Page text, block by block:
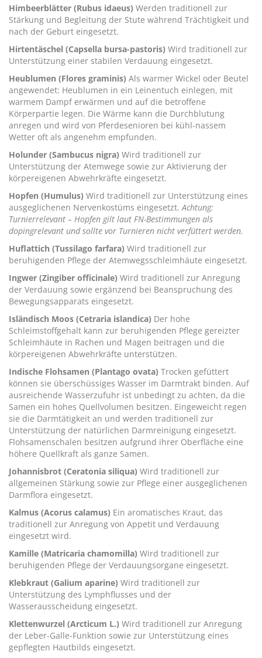
Himbeerblätter (Rubus idaeus) Werden traditionell zur
Stärkung und Begleitung der Stute während Trächtigkeit und
nach der Geburt eingesetzt.
Hirtentäschel (Capsella bursa-pastoris) Wird traditionell zur
Unterstützung einer stabilen Verdauung eingesetzt.
Heublumen (Flores graminis) Als warmer Wickel oder Beutel
angewendet: Heublumen in ein Leinentuch einlegen, mit
warmem Dampf erwärmen und auf die betroffene
Körperpartie legen. Die Wärme kann die Durchblutung
anregen und wird von Pferdesenioren bei kühl-nassem
Wetter oft als angenehm empfunden.
Holunder (Sambucus nigra) Wird traditionell zur
Unterstützung der Atemwege sowie zur Aktivierung der
körpereigenen Abwehrkräfte eingesetzt.
Hopfen (Humulus) Wird traditionell zur Unterstützung eines
ausgeglichenen Nervenkostüms eingesetzt.Achtung:
Turnierrelevant – Hopfen gilt laut FN-Bestimmungen als
dopingrelevant und sollte vor Turnieren nicht verfüttert werden.
Huflattich (Tussilago farfara) Wird traditionell zur
beruhigenden Pflege der Atemwegsschleimhäute eingesetzt.
Ingwer (Zingiber officinale) Wird traditionell zur Anregung
der Verdauung sowie ergänzend bei Beanspruchung des
Bewegungsapparats eingesetzt.
Isländisch Moos (Cetraria islandica) Der hohe
Schleimstoffgehalt kann zur beruhigenden Pflege gereizter
Schleimhäute in Rachen und Magen beitragen und die
körpereigenen Abwehrkräfte unterstützen.
Indische Flohsamen (Plantago ovata) Trocken gefüttert
können sie überschüssiges Wasser im Darmtrakt binden. Auf
ausreichende Wasserzufuhr ist unbedingt zu achten, da die
Samen ein hohes Quellvolumen besitzen. Eingeweicht regen
sie die Darmtätigkeit an und werden traditionell zur
Unterstützung der natürlichen Darmreinigung eingesetzt.
Flohsamenschalen besitzen aufgrund ihrer Oberfläche eine
höhere Quellkraft als ganze Samen.
Johannisbrot (Ceratonia siliqua) Wird traditionell zur
allgemeinen Stärkung sowie zur Pflege einer ausgeglichenen
Darmflora eingesetzt.
Kalmus (Acorus calamus) Ein aromatisches Kraut, das
traditionell zur Anregung von Appetit und Verdauung
eingesetzt wird.
Kamille (Matricaria chamomilla) Wird traditionell zur
beruhigenden Pflege der Verdauungsorgane eingesetzt.
Klebkraut (Galium aparine) Wird traditionell zur
Unterstützung des Lymphflusses und der
Wasserausscheidung eingesetzt.
Klettenwurzel (Arcticum L.) Wird traditionell zur Anregung
der Leber-Galle-Funktion sowie zur Unterstützung eines
gepflegten Hautbilds eingesetzt.